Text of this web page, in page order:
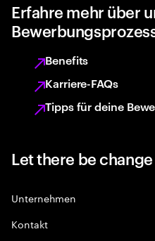
Erfahre mehr über
Benefits
Karriere-FAQs
Tipps für deine
Let there be change
Unternehmen
Kontakt